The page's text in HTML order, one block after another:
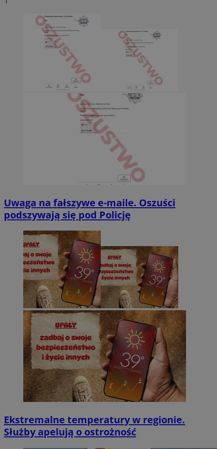
Uwaga na fałszywe e-maile. Oszuści
podszywają się pod Policję
Ekstremalne temperatury w regionie.
Służby apelują o ostrożność